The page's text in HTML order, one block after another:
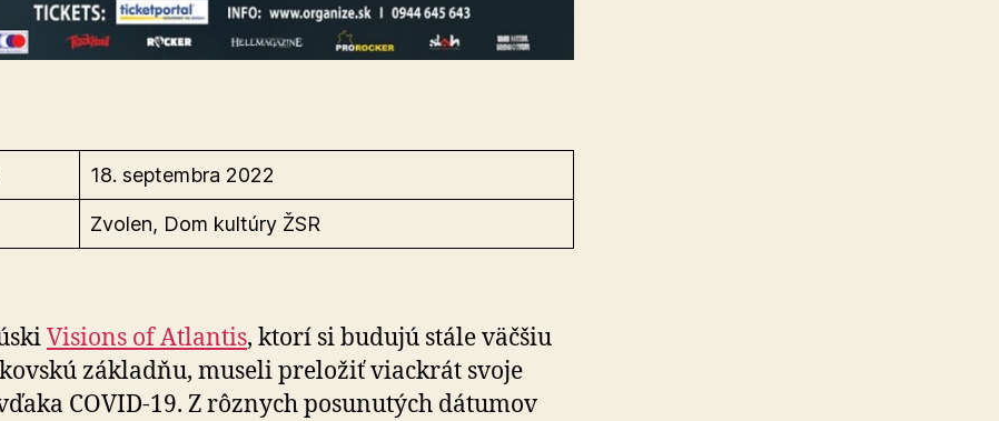
18. septembra 2022
Zvolen, Dom kultúry ŽSR
Visions of Atlantis, ktorí si budujú stále väčšiu
základňu, museli preložiť viackrát svoje
COVID-19. Z rôznych posunutých dátumov